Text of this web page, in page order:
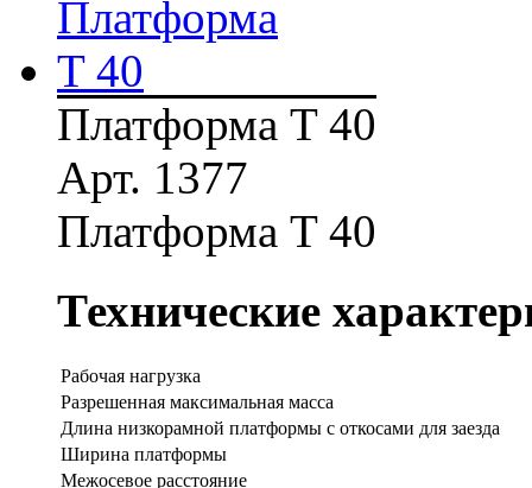
Платформа T 40
Арт. 1377
Платформа T 40
Технические
Рабочая нагрузка
Разрешенная максимальная масса
Длина низкорамной платформы с откосами для заезда
Ширина платформы
Межосевое расстояние